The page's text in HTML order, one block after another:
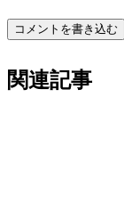
コメントを書き込む
関連記事